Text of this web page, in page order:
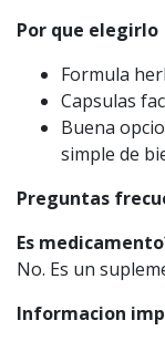
Por que elegirlo
Formula
Capsulas
Buena
simple de
Preguntas
Es
No. Es un
Informacion